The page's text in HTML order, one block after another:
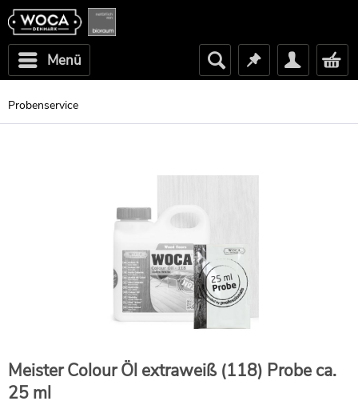
Menü
Probenservice
Meister Colour Öl extraweiß (118) Probe ca.
25 ml